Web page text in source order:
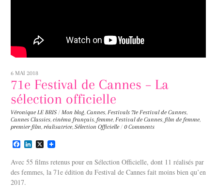
6 MAI 2018
71e Festival de Cannes – La
sélection officielle
Véronique LE BRIS / Mon blog,Cannes,Festivals 71e Festival de Cannes,
Cannes Classics,cinéma français, femme,Festival de Cannes, film de femme,
premier film,réalisatrice,Sélection Officielle / 0 Comments
F
c
e
b
o
L
n
k
e
X
Avec 55 films retenus pour en Sélection Officielle, dont 11 réalisés par
des femmes, la 71e édition du Festival de Cannes fait moins bien qu’en
2017.